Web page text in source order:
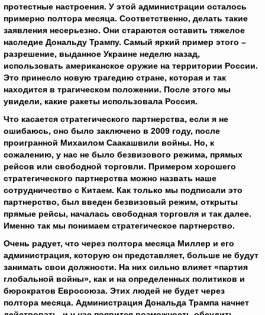
протестные настроения. У этой администрации осталось
примерно полтора месяца. Соответственно, делать такие
заявления несерьезно. Они стараются оставить тяжелое
наследие Дональду Трампу. Самый яркий пример этого –
разрешение, выданное Украине неделю назад,
использовать американское оружие на территории России.
Это принесло новую трагедию стране, которая и так
находится в трагическом положении. После этого мы
увидели, какие ракеты использовала Россия.
Что касается стратегического партнерства, если я не
ошибаюсь, оно было заключено в 2009 году, после
проигранной Михаилом Саакашвили войны. Но, к
сожалению, у нас не было безвизового режима, прямых
рейсов или свободной торговли. Примером хорошего
стратегического партнерства можно назвать наше
сотрудничество с Китаем. Как только мы подписали это
партнерство, был введен безвизовый режим, открыты
прямые рейсы, началась свободная торговля и так далее.
Именно так мы понимаем стратегическое партнерство.
Очень радует, что через полтора месяца Миллер и его
администрация, которую он представляет, больше не будут
занимать свои должности. На них сильно влияет «партия
глобальной войны», как и на определенных политиков и
бюрократов Евросоюза. Этих людей не будет через
полтора месяца. Администрация Дональда Трампа начнет